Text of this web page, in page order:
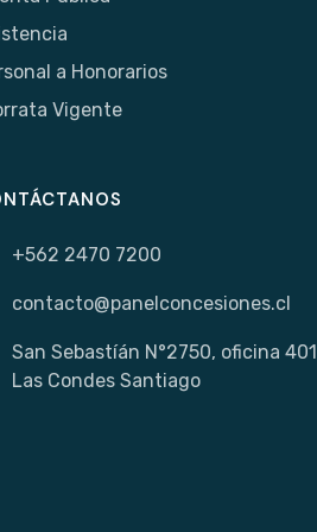
a Honorarios
Vigente
+562 2470 7200
contacto@panelconcesiones.cl
San Sebastíán N°2750, oficina 401
Las Condes Santiago